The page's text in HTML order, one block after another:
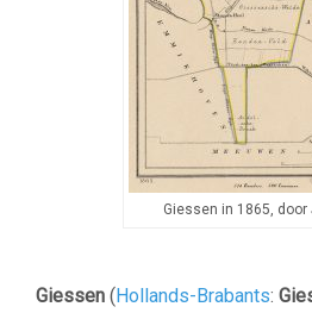
Giessen in 1865, door
Giessen (Hollands-Brabants: